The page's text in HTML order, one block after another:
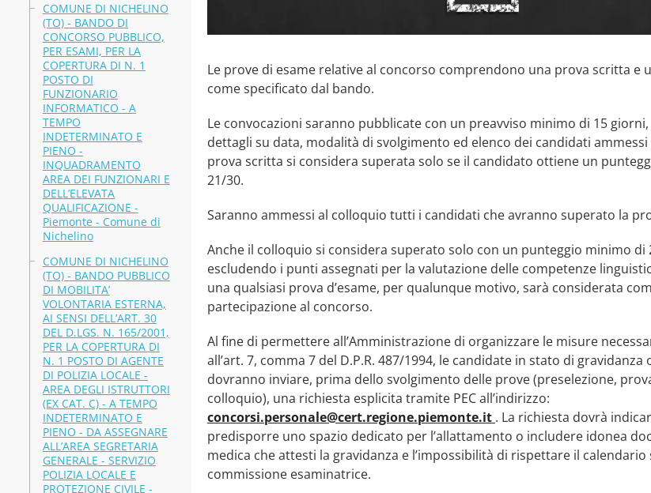
COMUNE DI NICHELINO
(TO) - BANDO DI
CONCORSO PUBBLICO,
PER ESAMI, PER LA
COPERTURA DI N. 1
POSTO DI
FUNZIONARIO
INFORMATICO - A
TEMPO
INDETERMINATO E
PIENO -
INQUADRAMENTO
AREA DEI FUNZIONARI E
DELL’ELEVATA
QUALIFICAZIONE -
Piemonte - Comune di
Nichelino
COMUNE DI NICHELINO
(TO) - BANDO PUBBLICO
DI MOBILITA’
VOLONTARIA ESTERNA,
AI SENSI DELL’ART. 30
DEL D.LGS. N. 165/2001,
PER LA COPERTURA DI
N. 1 POSTO DI AGENTE
DI POLIZIA LOCALE -
AREA DEGLI ISTRUTTORI
(EX CAT. C) - A TEMPO
INDETERMINATO E
PIENO - DA ASSEGNARE
ALL’AREA SEGRETARIA
GENERALE - SERVIZIO
POLIZIA LOCALE E
PROTEZIONE CIVILE -
Le prove di esame relative al concorso comprendono una prova scritta e
come specificato dal bando.
Le convocazioni saranno pubblicate con un preavviso minimo di 15
dettagli su data, modalità di svolgimento ed elenco dei candidati ammessi
prova scritta si considera superata solo se il candidato ottiene un
21/30.
Saranno ammessi al colloquio tutti i candidati che avranno superato la
Anche il colloquio si considera superato solo con un punteggio minimo di
escludendo i punti assegnati per la valutazione delle competenze
una qualsiasi prova d’esame, per qualunque motivo, sarà considerata
partecipazione al concorso.
Al fine di permettere all’Amministrazione di organizzare le misure
all’art. 7, comma 7 del D.P.R. 487/1994, le candidate in stato di
dovranno inviare, prima dello svolgimento delle prove (preselezione,
colloquio), una richiesta esplicita tramite PEC all’indirizzo:
concorsi.personale@cert.regione.piemonte.it . La richiesta dovrà
predisporre uno spazio dedicato per l’allattamento o includere idonea
medica che attesti la gravidanza e l’impossibilità di rispettare il
commissione esaminatrice.